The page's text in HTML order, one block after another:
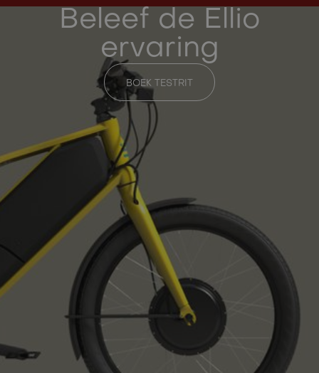
Beleef de Ellio
ervaring
BOEK TESTRIT